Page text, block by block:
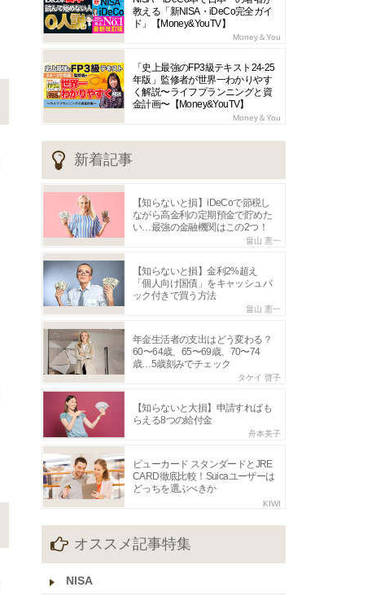
教える「新NISA・iDeCo完全ガイ
ド」【Money&YouTV】
Money＆You
「史上最強のFP3級テキスト24-25
年版」監修者が世界一わかりやす
く解説〜ライフプランニングと資
金計画〜【Money&YouTV】
Money＆You
新着記事
【知らないと損】iDeCoで節税し
ながら高金利の定期預金で貯めた
い…最強の金融機関はこの2つ！
畠山 憲一
【知らないと損】金利2%超え
「個人向け国債」をキャッシュバ
ック付きで買う方法
畠山 憲一
年金生活者の支出はどう変わる？
60〜64歳、65〜69歳、70〜74
歳…5歳刻みでチェック
タケイ 啓子
【知らないと大損】申請すればも
らえる8つの給付金
舟本美子
ビューカード スタンダードとJRE
CARD徹底比較！Suicaユーザーは
どっちを選ぶべきか
KIWI
オススメ記事特集
NISA